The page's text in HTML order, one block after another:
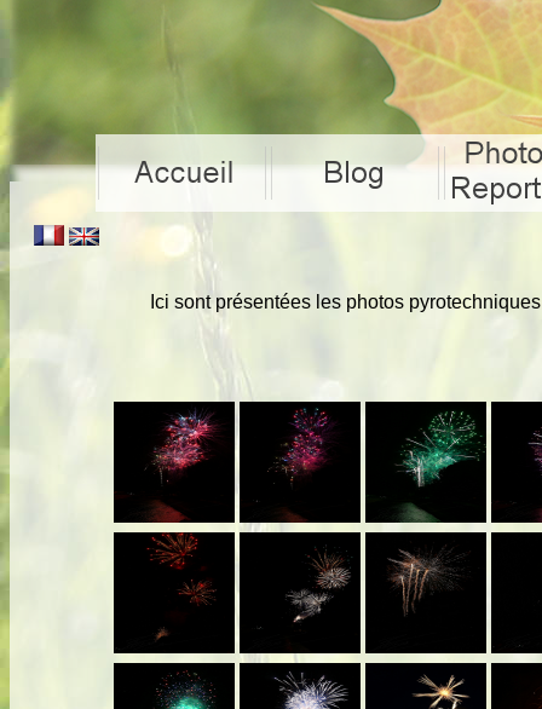
Ici sont présentées les photos